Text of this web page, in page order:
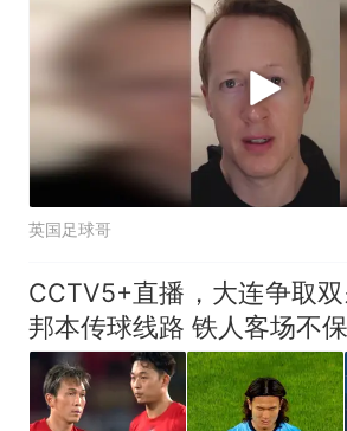
英国足球哥
CCTV5+直播，大连争取
邦本传球线路 铁人客场不